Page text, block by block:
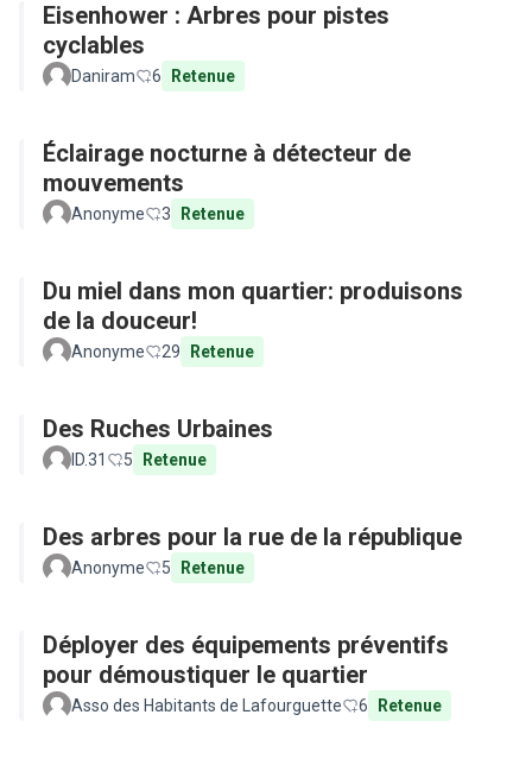
Eisenhower : Arbres pour pistes
cyclables
Daniram 6 Retenue
Éclairage nocturne à détecteur de
mouvements
Anonyme 3 Retenue
Du miel dans mon quartier: produisons
de la douceur!
Anonyme 29 Retenue
Des Ruches Urbaines
ID.31 5 Retenue
Des arbres pour la rue de la république
Anonyme 5 Retenue
Déployer des équipements préventifs
pour démoustiquer le quartier
Asso des Habitants de Lafourguette 6 Retenue